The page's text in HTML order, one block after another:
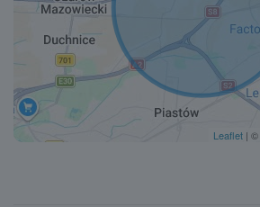
Leaflet | ©